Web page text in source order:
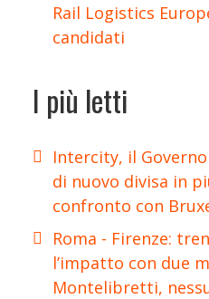
Rail Logistics
candidati
I più letti
Intercity, il
di nuovo divisa in
confronto con
Roma - Firenze:
l’impatto con due
Montelibretti,